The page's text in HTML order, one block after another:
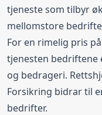
tjeneste som tilbyr
mellomstore
For en rimelig pris
tjenesten bedriftene
og bedrageri.
Forsikring bidrar til
bedrifter.